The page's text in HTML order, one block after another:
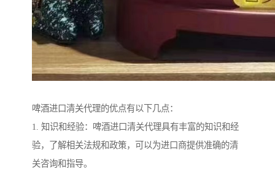
啤酒进口清关代理的优点有以下几点：
1. 知识和经验：啤酒进口清关代理具有丰富的知识和经
验，了解相关法规和政策，可以为进口商提供准确的清
关咨询和指导。